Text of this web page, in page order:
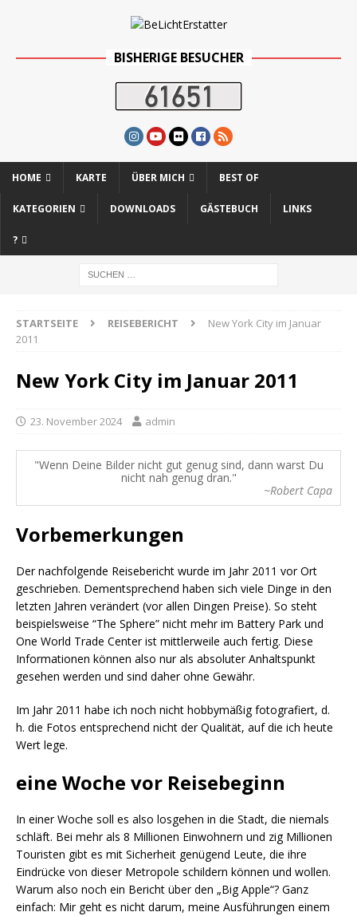
BISHERIGE BESUCHER
HOME KARTE ÜBER MICH BEST OF
KATEGORIEN DOWNLOADS GÄSTEBUCH LINKS
?
STARTSEITE REISEBERICHT
New York City im Januar
2011
New York City im Januar 2011
23. November 2024 admin
Wenn Deine Bilder nicht gut genug sind, dann warst Du
nicht nah genug dran.
~Robert Capa
Vorbemerkungen
Der nachfolgende Reisebericht wurde im Jahr 2011 vor Ort
geschrieben. Dementsprechend haben sich viele Dinge in den
letzten Jahren verändert (vor allen Dingen Preise). So steht
beispielsweise “The Sphere” nicht mehr im Battery Park und
One World Trade Center ist mittlerweile auch fertig. Diese
Informationen können also nur als absoluter Anhaltspunkt
gesehen werden und sind daher ohne Gewähr.
Im Jahr 2011 habe ich noch nicht hobbymäßig fotografiert, d.
h. die Fotos entsprechend nicht der Qualität, auf die ich heute
Wert lege.
eine Woche vor Reisebeginn
In einer Woche soll es also losgehen in die Stadt, die niemals
schläft. Bei mehr als 8 Millionen Einwohnern und zig Millionen
Touristen gibt es mit Sicherheit genügend Leute, die ihre
Eindrücke von dieser Metropole schildern können und wollen.
Warum also noch ein Bericht über den „Big Apple“? Ganz
einfach: Mir geht es nicht darum, meine Ausführungen einem